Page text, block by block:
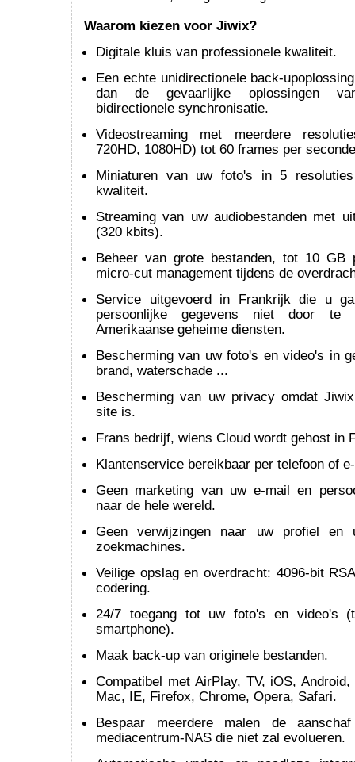
Waarom kiezen voor Jiwix?
Digitale kluis van professionele kwaliteit.
Een echte unidirectionele back-
dan de gevaarlijke oplossingen
bidirectionele synchronisatie.
Videostreaming met meerdere
720HD, 1080HD) tot 60 frames per
Miniaturen van uw foto's in 5
kwaliteit.
Streaming van uw audiobestanden met
(320 kbits).
Beheer van grote bestanden, tot 10 GB
micro-cut management tijdens de
Service uitgevoerd in Frankrijk die u
persoonlijke gegevens niet door te
Amerikaanse geheime diensten.
Bescherming van uw foto's en video's in
brand, waterschade ...
Bescherming van uw privacy omdat
site is.
Frans bedrijf, wiens Cloud wordt gehost in
Klantenservice bereikbaar per telefoon of
Geen marketing van uw e-mail en
naar de hele wereld.
Geen verwijzingen naar uw profiel
zoekmachines.
Veilige opslag en overdracht: 4096-bit
codering.
24/7 toegang tot uw foto's en video's
smartphone).
Maak back-up van originele bestanden.
Compatibel met AirPlay, TV, iOS,
Mac, IE, Firefox, Chrome, Opera, Safari.
Bespaar meerdere malen de
mediacentrum-NAS die niet zal evolueren.